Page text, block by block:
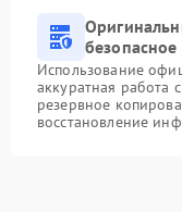
Использование
аккуратная работа
резервное
восстановление